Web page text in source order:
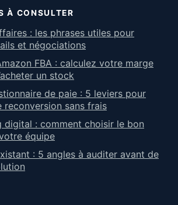
À CONSULTER
: les phrases utiles pour
et négociations
FBA : calculez votre marge
un stock
de paie : 5 leviers pour
reconversion sans frais
digital : comment choisir le bon
équipe
: 5 angles à auditer avant de